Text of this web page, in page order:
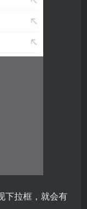
下拉框，就会有